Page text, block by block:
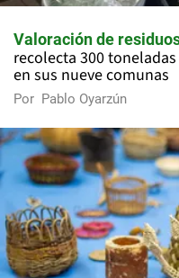
Valoración de
recolecta 300
en sus nueve comunas
Por Pablo Oyarzún